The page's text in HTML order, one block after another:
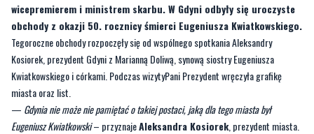
Kosiorek, prezydent Gdyni z Marianną Doliwą, synową siostry Eugeniusza
Kwiatkowskiego i córkami. Podczas wizytyPani Prezydent wręczyła grafikę
miasta oraz list.
—Gdynia nie może nie pamiętać o takiej postaci, jaką dla tego miasta był
Eugeniusz Kwiatkowski– przyznajeAleksandra Kosiorek, prezydent miasta.
–Na zawsze pozostanie on w pamięci gdynian jako inicjator budowy portu, przy
którym równolegle rosło miasto. Musimy też pamiętać, że Eugeniusz Kwiatkowski
zapisał się w historii Polski jako wizjoner również innych miejsc, gdyż dzięki niemu